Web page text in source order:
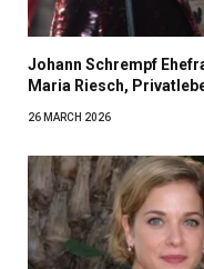
Johann Schrempf
Maria Riesch,
26 MARCH 2026